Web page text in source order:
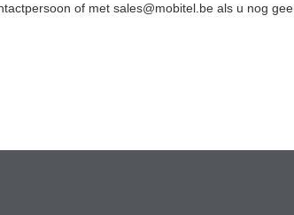
of met sales@mobitel.be als u nog